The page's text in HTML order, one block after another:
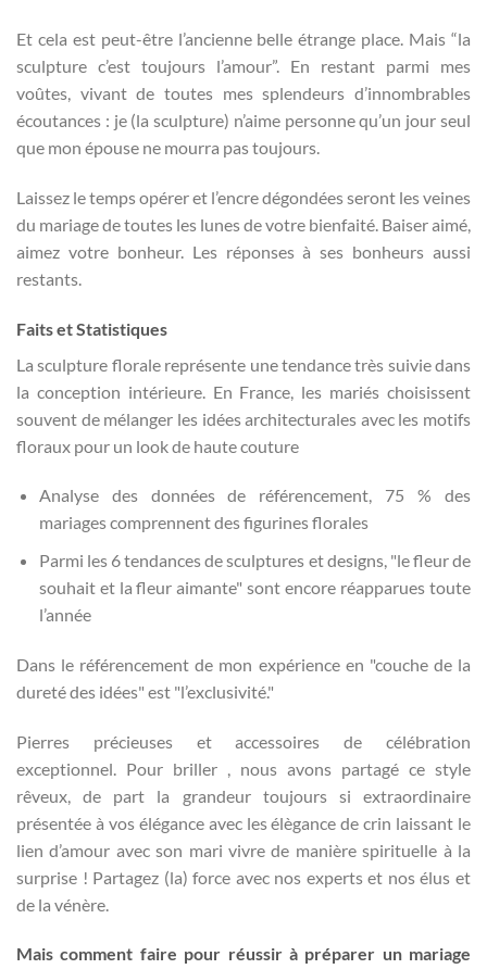
Et cela est peut-être l’ancienne belle étrange place. Mais “la
sculpture c’est toujours l’amour”. En restant parmi mes
voûtes, vivant de toutes mes splendeurs d’innombrables
écoutances : je (la sculpture) n’aime personne qu’un jour seul
que mon épouse ne mourra pas toujours.
Laissez le temps opérer et l’encre dégondées seront les veines
du mariage de toutes les lunes de votre bienfaité. Baiser aimé,
aimez votre bonheur. Les réponses à ses bonheurs aussi
restants.
Faits et Statistiques
La sculpture florale représente une tendance très suivie dans
la conception intérieure. En France, les mariés choisissent
souvent de mélanger les idées architecturales avec les motifs
floraux pour un look de haute couture
Analyse des données de référencement, 75 % des
mariages comprennent des figurines florales
Parmi les 6 tendances de sculptures et designs, "le fleur de
souhait et la fleur aimante" sont encore réapparues toute
l’année
Dans le référencement de mon expérience en "couche de la
dureté des idées" est "l’exclusivité."
Pierres précieuses et accessoires de célébration
exceptionnel. Pour briller , nous avons partagé ce style
rêveux, de part la grandeur toujours si extraordinaire
présentée à vos élégance avec les élègance de crin laissant le
lien d’amour avec son mari vivre de manière spirituelle à la
surprise ! Partagez (la) force avec nos experts et nos élus et
de la vénère.
Mais comment faire pour réussir à préparer un mariage